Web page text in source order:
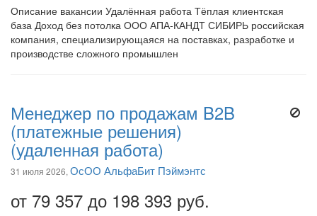
Описание вакансии Удалённая работа Тёплая клиентская
база Доход без потолка ООО АПА-КАНДТ СИБИРЬ российская
компания, специализирующаяся на поставках, разработке и
производстве сложного промышлен
Менеджер по продажам B2B
(платежные решения)
(удаленная работа)
31 июля 2026, ОсОО АльфаБит Пэймэнтс
от 79 357 до 198 393 руб.